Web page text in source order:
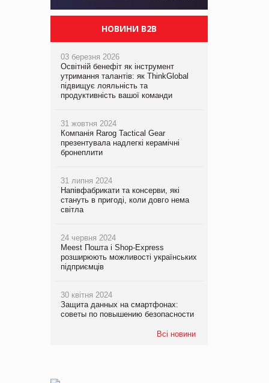
НОВИНИ B2B
03 березня 2026
Освітній бенефіт як інструмент
утримання талантів: як ThinkGlobal
підвищує лояльність та
продуктивність вашої команди
31 жовтня 2024
Компанія Rarog Tactical Gear
презентувала надлегкі керамічні
бронеплити
31 липня 2024
Напівфабрикати та консерви, які
стануть в пригоді, коли довго нема
світла
24 червня 2024
Meest Пошта і Shop-Express
розширюють можливості українських
підприємців
30 квітня 2024
Защита данных на смартфонах:
советы по повышению безопасности
Всі новини